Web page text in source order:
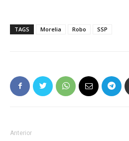
TAGS Morelia Robo SSP
Anterior